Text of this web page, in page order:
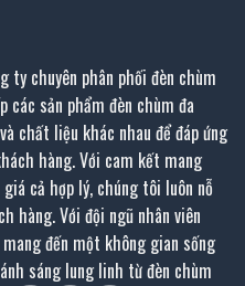
ty chuyên phân phối đèn chùm
sản phẩm đèn chùm đa
chất liệu khác nhau để đáp ứng
hàng. Với cam kết mang
cả hợp lý, chúng tôi luôn nỗ
hàng. Với đội ngũ nhân viên
đến một không gian sống
sáng lung linh từ đèn chùm